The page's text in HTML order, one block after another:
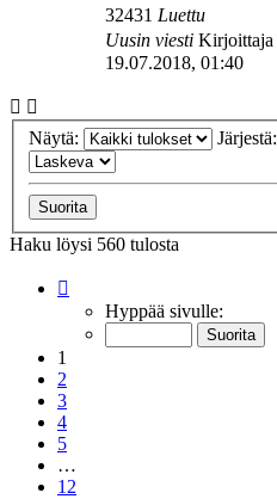
32431 Luettu
Uusin viesti Kirjoittaja
19.07.2018, 01:40
Näytä: Järjestä:
Haku löysi 560 tulosta
12 Hyppää sivulle:
1
2
3
4
5
…
12